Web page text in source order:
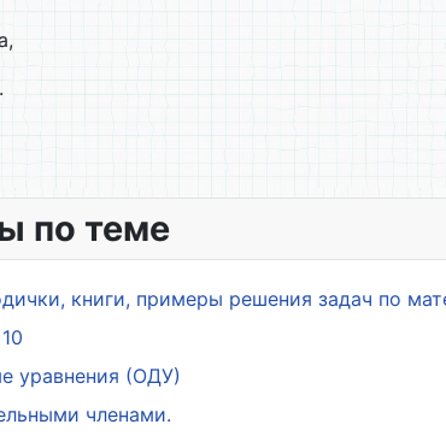
Угол между двумя прямыми. Условия
по теме
книги, примеры решения задач по
уравнения (ОДУ)
членами.